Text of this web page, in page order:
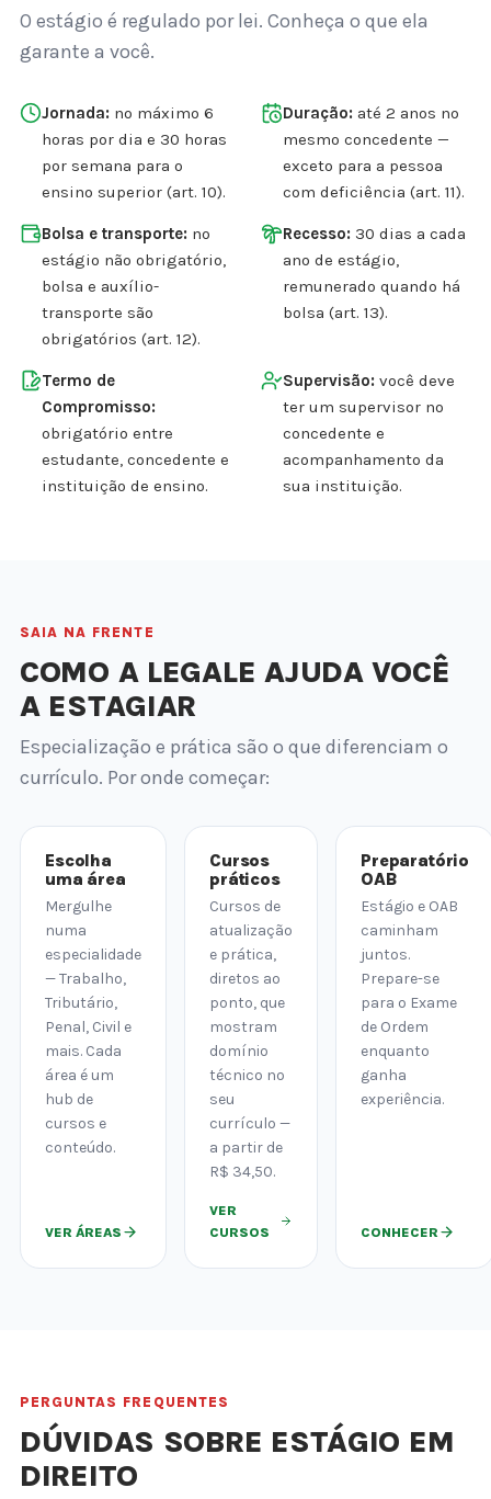
O estágio é regulado por lei. Conheça o que ela
garante a você.
Jornada: no máximo 6
horas por dia e 30 horas
por semana para o
ensino superior (art. 10).
Duração: até 2 anos no
mesmo concedente —
exceto para a pessoa
com deficiência (art. 11).
Bolsa e transporte: no
estágio não obrigatório,
bolsa e auxílio-
transporte são
obrigatórios (art. 12).
Recesso: 30 dias a cada
ano de estágio,
remunerado quando há
bolsa (art. 13).
Termo de
Compromisso:
obrigatório entre
estudante, concedente e
instituição de ensino.
Supervisão: você deve
ter um supervisor no
concedente e
acompanhamento da
sua instituição.
SAIA NA FRENTE
COMO A LEGALE AJUDA VOCÊ
A ESTAGIAR
Especialização e prática são o que diferenciam o
currículo. Por onde começar:
Escolha
uma área
Mergulhe
numa
especialidade
— Trabalho,
Tributário,
Penal, Civil e
mais. Cada
área é um
hub de
cursos e
conteúdo.
VER ÁREAS
Cursos
práticos
Cursos de
atualização
e prática,
diretos ao
ponto, que
mostram
domínio
técnico no
seu
currículo —
a partir de
R$ 34,50.
VER
CURSOS
Preparatório
OAB
Estágio e OAB
caminham
juntos.
Prepare-se
para o Exame
de Ordem
enquanto
ganha
experiência.
CONHECER
PERGUNTAS FREQUENTES
DÚVIDAS SOBRE ESTÁGIO EM
DIREITO